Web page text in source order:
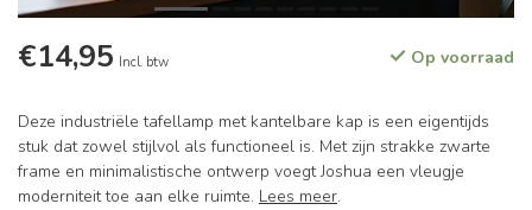
€14,95 Incl. btw Op voorraad
Deze industriële tafellamp met kantelbare kap is een eigentijds
stuk dat zowel stijlvol als functioneel is. Met zijn strakke zwarte
frame en minimalistische ontwerp voegt Joshua een vleugje
moderniteit toe aan elke ruimte. Lees meer.